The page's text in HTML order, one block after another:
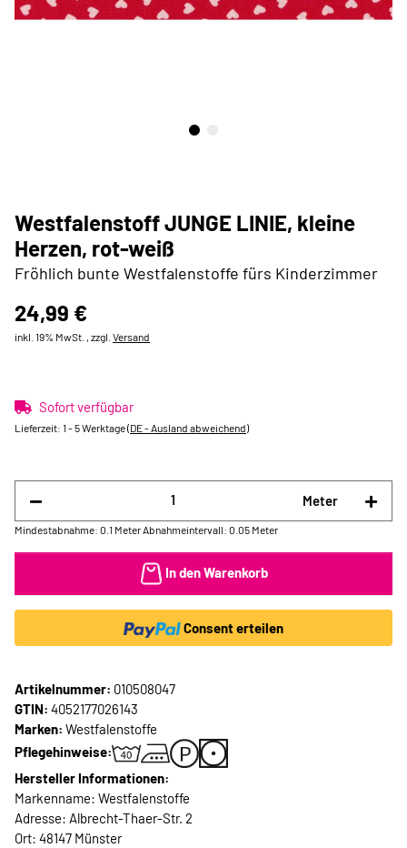
Westfalenstoff JUNGE LINIE, kleine
Herzen, rot-weiß
Fröhlich bunte Westfalenstoffe fürs Kinderzimmer
24,99 €
inkl. 19% MwSt. , zzgl. Versand
Sofort verfügbar
Lieferzeit: 1 - 5 Werktage(DE - Ausland abweichend)
Meter
Mindestabnahme: 0.1 Meter Abnahmeintervall: 0.05 Meter
In den Warenkorb
Consent erteilen
Artikelnummer: 010508047
GTIN: 4052177026143
Marken: Westfalenstoffe
Pflegehinweise:
Hersteller Informationen:
Markenname: Westfalenstoffe
Adresse: Albrecht-Thaer-Str. 2
Ort: 48147 Münster